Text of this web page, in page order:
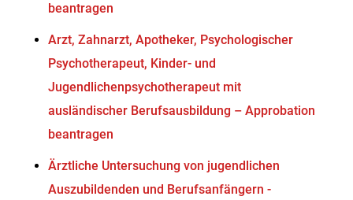
beantragen
Arzt, Zahnarzt, Apotheker, Psychologischer
Psychotherapeut, Kinder- und
Jugendlichenpsychotherapeut mit
ausländischer Berufsausbildung – Approbation
beantragen
Ärztliche Untersuchung von jugendlichen
Auszubildenden und Berufsanfängern -